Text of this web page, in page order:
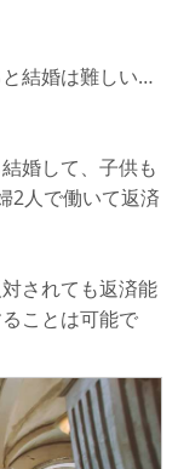
結婚は難しい…
婚して、子供も
2人で働いて返済
されても返済能
ことは可能で